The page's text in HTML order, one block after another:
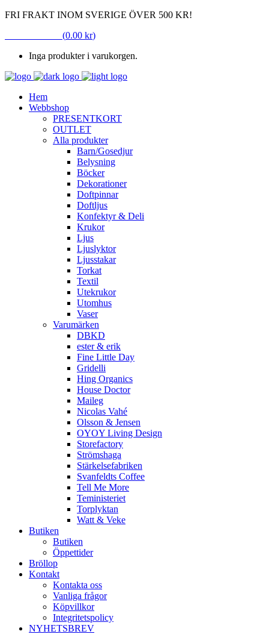
FRI FRAKT INOM SVERIGE ÖVER 500 KR!
(0.00 kr)
Inga produkter i varukorgen.
Hem
Webbshop
PRESENTKORT
OUTLET
Alla produkter
Barn/Gosedjur
Belysning
Böcker
Dekorationer
Doftpinnar
Doftljus
Konfektyr & Deli
Krukor
Ljus
Ljuslyktor
Ljusstakar
Torkat
Textil
Utekrukor
Utomhus
Vaser
Varumärken
DBKD
ester & erik
Fine Little Day
Gridelli
Hing Organics
House Doctor
Maileg
Nicolas Vahé
Olsson & Jensen
OYOY Living Design
Storefactory
Strömshaga
Stärkelsefabriken
Svanfeldts Coffee
Tell Me More
Teministeriet
Torplyktan
Watt & Veke
Butiken
Butiken
Öppettider
Bröllop
Kontakt
Kontakta oss
Vanliga frågor
Köpvillkor
Integritetspolicy
NYHETSBREV